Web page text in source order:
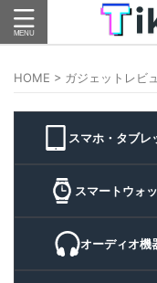
HOME > ガジェットレビ
スマホ・タブレ
スマートウォ
オーディオ機